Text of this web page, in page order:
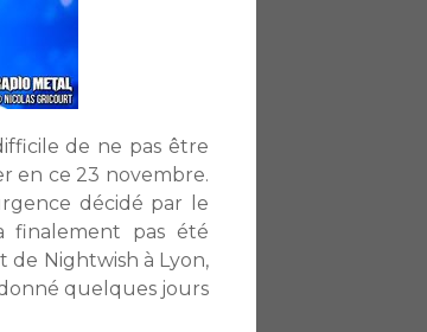
de ne pas être
en ce 23 novembre.
décidé par le
finalement pas été
de Nightwish à Lyon,
quelques jours